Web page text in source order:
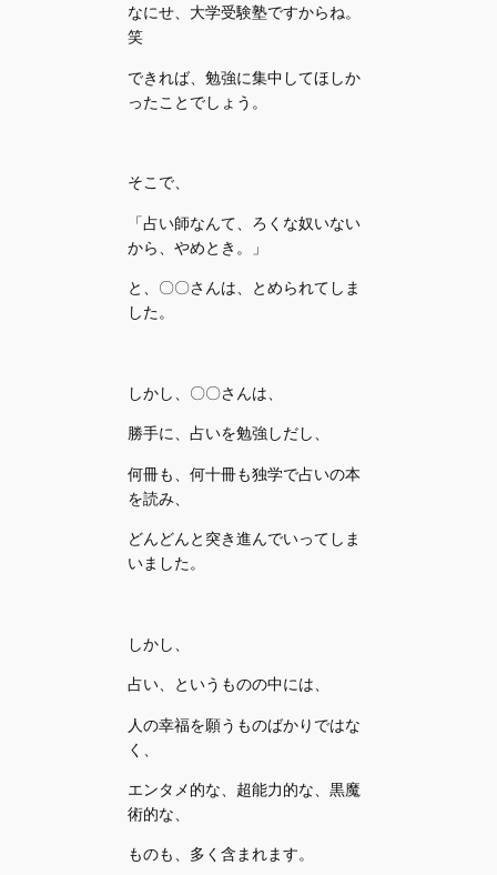
なにせ、大学受験塾ですからね。
笑
できれば、勉強に集中してほしか
ったことでしょう。
そこで、
「占い師なんて、ろくな奴いない
から、やめとき。」
と、〇〇さんは、とめられてしま
した。
しかし、〇〇さんは、
勝手に、占いを勉強しだし、
何冊も、何十冊も独学で占いの本
を読み、
どんどんと突き進んでいってしま
いました。
しかし、
占い、というものの中には、
人の幸福を願うものばかりではな
く、
エンタメ的な、超能力的な、黒魔
術的な、
ものも、多く含まれます。